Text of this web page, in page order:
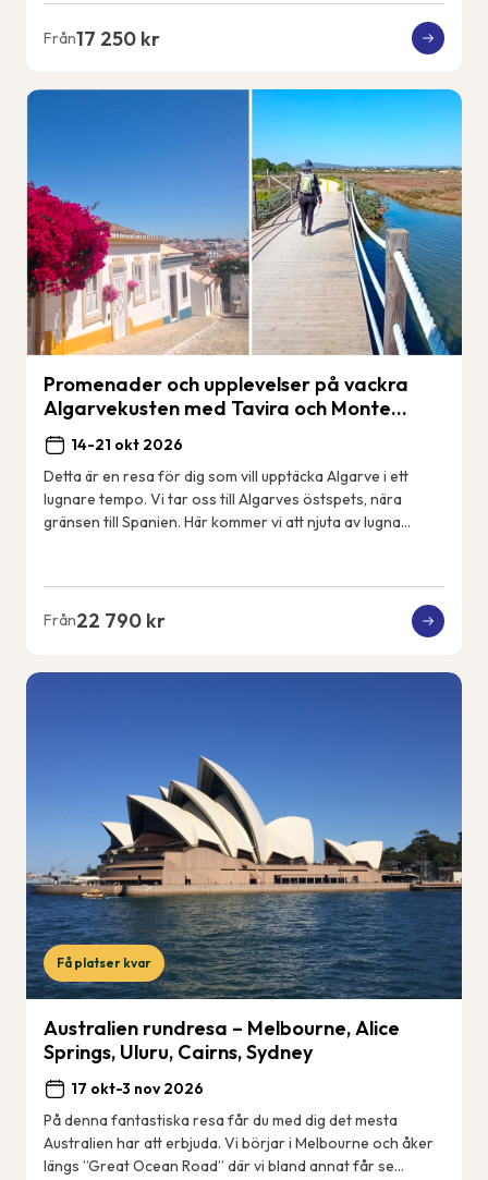
Från17 250 kr
Promenader och upplevelser på vackra
Algarvekusten med Tavira och Monte
Gordo.14-21 okt 2026
Detta är en resa för dig som vill upptäcka Algarve i ett
lugnare tempo. Vi tar oss till Algarves östspets, nära
gränsen till Spanien. Här kommer vi att njuta av lugna
Från22 790 kr
Få platser kvar
Australien rundresa – Melbourne, Alice
Springs, Uluru, Cairns, Sydney
17 okt-3 nov 2026
På denna fantastiska resa får du med dig det mesta
Australien har att erbjuda. Vi börjar i Melbourne och åker
längs ”Great Ocean Road” där vi bland annat får se